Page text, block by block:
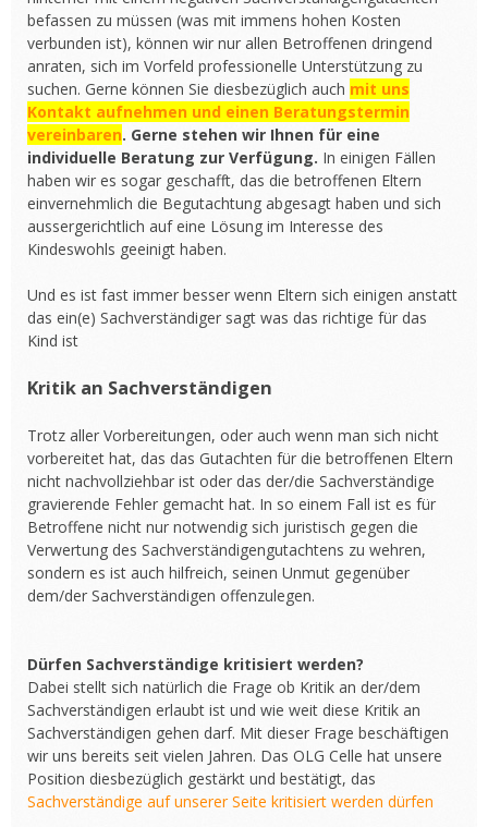
befassen zu müssen (was mit immens hohen Kosten
verbunden ist), können wir nur allen Betroffenen dringend
anraten, sich im Vorfeld professionelle Unterstützung zu
suchen. Gerne können Sie diesbezüglich auch mit uns
Kontakt aufnehmen und einen Beratungstermin
vereinbaren. Gerne stehen wir Ihnen für eine
individuelle Beratung zur Verfügung. In einigen Fällen
haben wir es sogar geschafft, das die betroffenen Eltern
einvernehmlich die Begutachtung abgesagt haben und sich
aussergerichtlich auf eine Lösung im Interesse des
Kindeswohls geeinigt haben.
Und es ist fast immer besser wenn Eltern sich einigen anstatt
das ein(e) Sachverständiger sagt was das richtige für das
Kind ist
Kritik an Sachverständigen
Trotz aller Vorbereitungen, oder auch wenn man sich nicht
vorbereitet hat, das das Gutachten für die betroffenen Eltern
nicht nachvollziehbar ist oder das der/die Sachverständige
gravierende Fehler gemacht hat. In so einem Fall ist es für
Betroffene nicht nur notwendig sich juristisch gegen die
Verwertung des Sachverständigengutachtens zu wehren,
sondern es ist auch hilfreich, seinen Unmut gegenüber
dem/der Sachverständigen offenzulegen.
Dürfen Sachverständige kritisiert werden?
Dabei stellt sich natürlich die Frage ob Kritik an der/dem
Sachverständigen erlaubt ist und wie weit diese Kritik an
Sachverständigen gehen darf. Mit dieser Frage beschäftigen
wir uns bereits seit vielen Jahren. Das OLG Celle hat unsere
Position diesbezüglich gestärkt und bestätigt, das
Sachverständige auf unserer Seite kritisiert werden dürfen